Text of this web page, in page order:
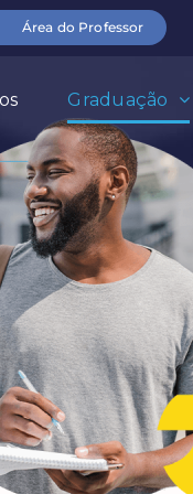
Área do Professor
Graduação